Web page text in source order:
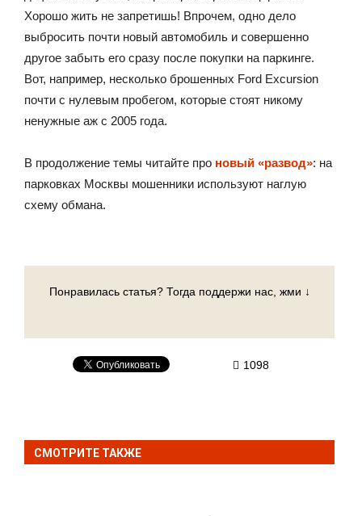
Хорошо жить не запретишь! Впрочем, одно дело
выбросить почти новый автомобиль и совершенно
другое забыть его сразу после покупки на паркинге.
Вот, например, несколько брошенных Ford Excursion
почти с нулевым пробегом, которые стоят никому
ненужные аж с 2005 года.
В продолжение темы читайте про новый «развод»: на
парковках Москвы мошенники используют наглую
схему обмана.
Понравилась статья? Тогда поддержи нас, жми ↓
1098
СМОТРИТЕ ТАКЖЕ